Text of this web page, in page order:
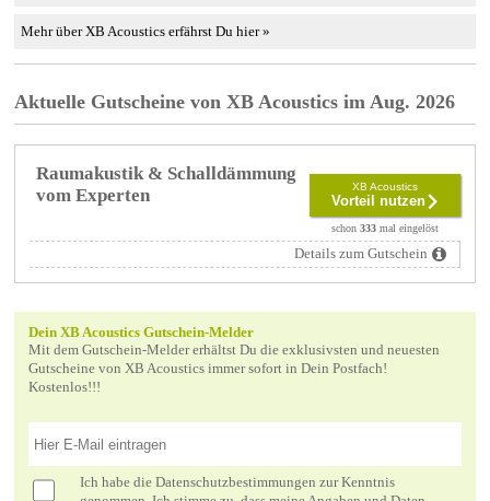
Mehr über XB Acoustics erfährst Du hier »
Aktuelle Gutscheine von XB Acoustics im Aug. 2026
Raumakustik & Schalldämmung
vom Experten
XB Acoustics
Vorteil nutzen
schon333 mal eingelöst
Details zum Gutschein
Dein XB Acoustics Gutschein-Melder
Mit dem Gutschein-Melder erhältst Du die exklusivsten und neuesten
Gutscheine von XB Acoustics immer sofort in Dein Postfach!
Kostenlos!!!
Ich habe die Datenschutzbestimmungen zur Kenntnis